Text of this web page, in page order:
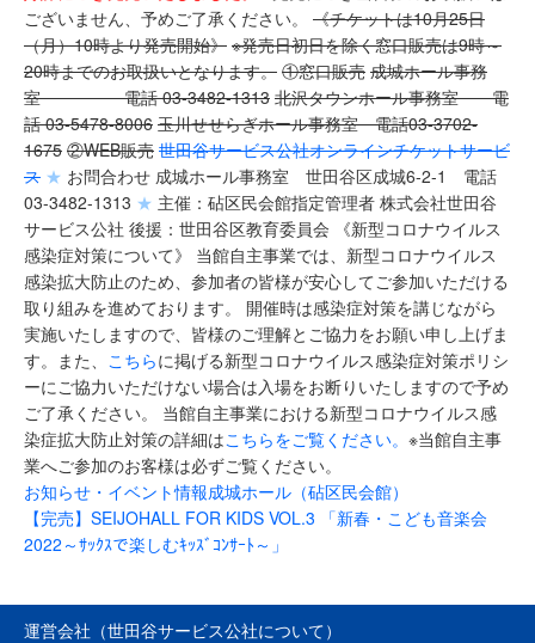
ございません、予めご了承ください。 《チケットは10月25日
（月）10時より発売開始》 ※発売日初日を除く窓口販売は9時～
20時までのお取扱いとなります。 ①窓口販売 成城ホール事務
室 電話 03-3482-1313 北沢タウンホール事務室 電
話 03-5478-8006 玉川せせらぎホール事務室 電話03-3702-
1675 ②WEB販売 世田谷サービス公社オンラインチケットサービ
ス ★ お問合わせ 成城ホール事務室 世田谷区成城6-2-1 電話
03-3482-1313 ★ 主催：砧区民会館指定管理者 株式会社世田谷
サービス公社 後援：世田谷区教育委員会 《新型コロナウイルス
感染症対策について》 当館自主事業では、新型コロナウイルス
感染拡大防止のため、参加者の皆様が安心してご参加いただける
取り組みを進めております。 開催時は感染症対策を講じながら
実施いたしますので、皆様のご理解とご協力をお願い申し上げま
す。また、 こちらに掲げる新型コロナウイルス感染症対策ポリシ
ーにご協力いただけない場合は入場をお断りいたしますので予め
ご了承ください。 当館自主事業における新型コロナウイルス感
染症拡大防止対策の詳細はこちらをご覧ください。 ※当館自主事
業へご参加のお客様は必ずご覧ください。
お知らせ・イベント情報成城ホール（砧区民会館）
【完売】SEIJOHALL FOR KIDS VOL.3 「新春・こども音楽会
2022～ｻｯｸｽで楽しむｷｯｽﾞｺﾝｻｰﾄ～」
運営会社（世田谷サービス公社について）